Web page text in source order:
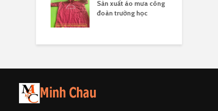
Sản xuất áo mưa công
đoàn trường học